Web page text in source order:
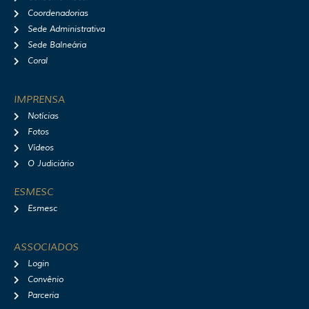
Coordenadorias
Sede Administrativa
Sede Balneária
Coral
IMPRENSA
Notícias
Fotos
Vídeos
O Judiciário
ESMESC
Esmesc
ASSOCIADOS
Login
Convênio
Parceria